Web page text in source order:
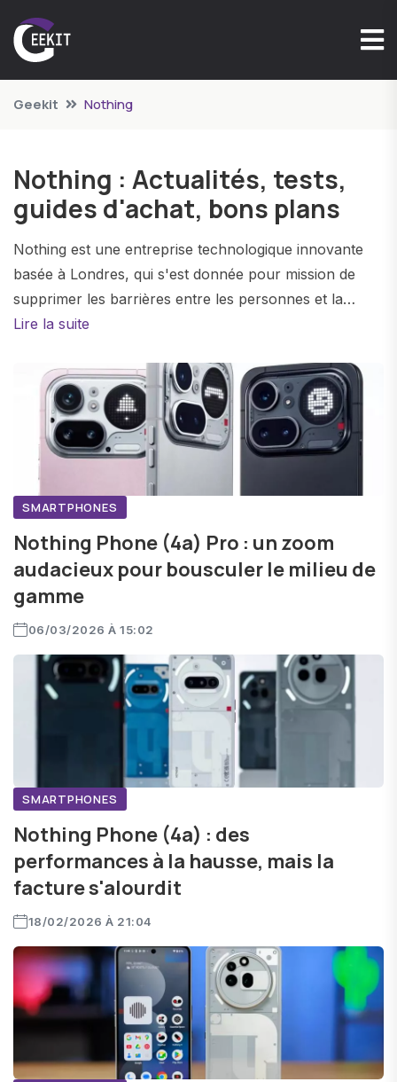
Geekit Nothing
Nothing : Actualités, tests,
guides d'achat, bons plans
Nothing est une entreprise technologique innovante
basée à Londres, qui s'est donnée pour mission de
supprimer les barrières entre les personnes et la
technologie. En collaborant avec des talents artistiques
Nothing développe des produits intuitifs et connectés,
tels que les écouteurs, les smartphones, et bien
d'autres, conçus pour améliorer le quotidien sans
complication. La marque vise une technologie belle et
simple, accessible à tous, tout en s'engageant vers la
neutralité carbone de ses produits​​​.
Lire la suite
SMARTPHONES
Nothing Phone (4a) Pro : un zoom
audacieux pour bousculer le milieu de
gamme
06/03/2026 À 15:02
SMARTPHONES
Nothing Phone (4a) : des
performances à la hausse, mais la
facture s'alourdit
18/02/2026 À 21:04